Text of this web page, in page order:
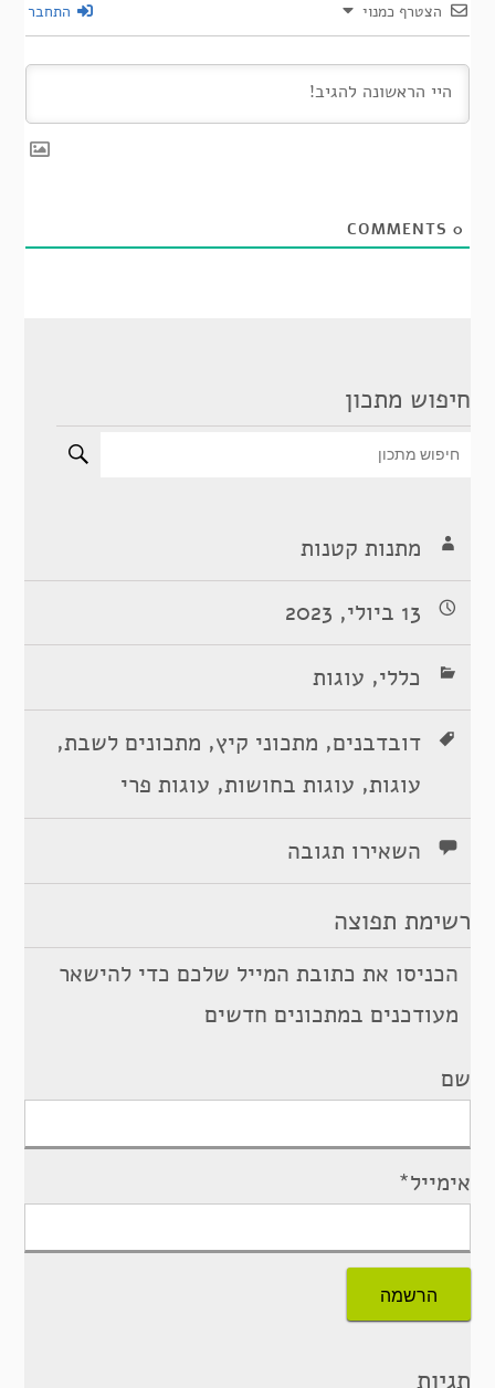
הצטרף כמנוי התחבר
0
חיפוש מתכון
מתנות קטנות
13 ביולי, 2023
כללי, עוגות
דובדבנים, מתכוני קיץ, מתכונים לשבת,
עוגות, עוגות בחושות, עוגות פרי
השאירו תגובה
רשימת תפוצה
הכניסו את כתובת המייל שלכם כדי להישאר
מעודכנים במתכונים חדשים
שם
אימייל*